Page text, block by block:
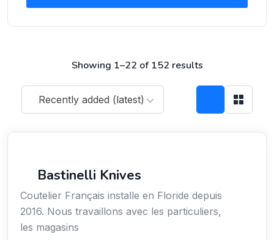
Showing 1–22 of 152 results
Recently added (latest)
Bastinelli Knives
Coutelier Français installe en Floride depuis
2016. Nous travaillons avec les particuliers,
les magasins